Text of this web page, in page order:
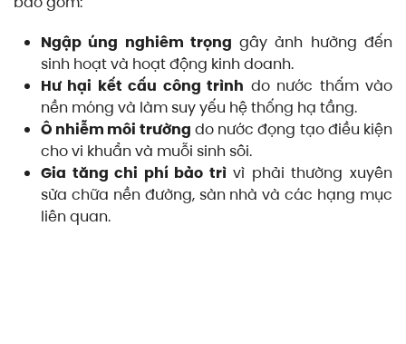
Ngập úng nghiêm trọng gây ảnh hưởng đến
sinh hoạt và hoạt động kinh doanh.
Hư hại kết cấu công trình do nước thấm vào
nền móng và làm suy yếu hệ thống hạ tầng.
Ô nhiễm môi trường do nước đọng tạo điều kiện
cho vi khuẩn và muỗi sinh sôi.
Gia tăng chi phí bảo trìvì phải thường xuyên
sửa chữa nền đường, sàn nhà và các hạng mục
liên quan.